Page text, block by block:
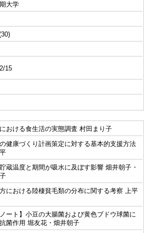
大学
15
おける食生活の実態調査 村田まり子
健康づくり計画策定に対する基本的支援方法
蔵温度と期間が吸水に及ぼす影響 畑井朝子・
における陸棲貧毛類の分布に関する考察 上平
ノート】小豆の大腸菌および黄色ブドウ球菌に
菌作用 堀友花・畑井朝子